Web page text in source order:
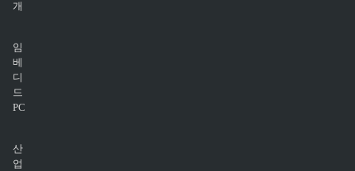
개
임
베
디
드
PC
산
업